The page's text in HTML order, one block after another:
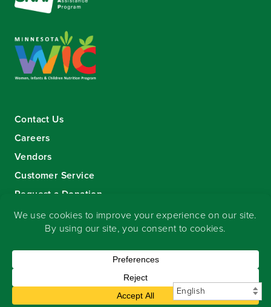
Contact Us
Careers
Vendors
Customer Service
Request a Donation
Sign-up for our eNewsletter
2026 Seward Community Co-op.All rights reserved.